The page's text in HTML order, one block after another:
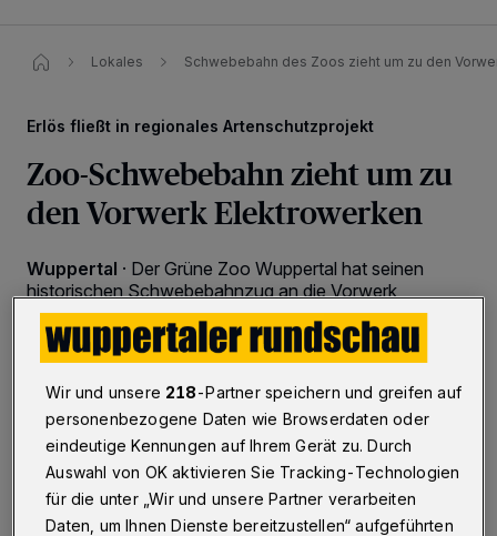
Lokales Schwebebahn des Zoos zieht um zu den
Erlös fließt in regionales Artenschutzprojekt
Zoo-Schwebebahn zieht um zu
den Vorwerk Elektrowerken
Wuppertal · Der Grüne Zoo Wuppertal hat seinen
historischen Schwebebahnzug an die Vorwerk
Elektrowerke verkauft. Das Familienunternehmen hatte
mit 8.000 Euro das höchste Gebot abgegeben. Der
Erlös fließt unter anderem in ein regionales
07.12.2022 , 13:00 Uhr 2 Minuten Lesezeit
Wir und unsere 218-Partner speichern und greifen auf
personenbezogene Daten wie Browserdaten oder
eindeutige Kennungen auf Ihrem Gerät zu. Durch
Auswahl von OK aktivieren Sie Tracking-Technologien
für die unter „Wir und unsere Partner verarbeiten
Daten, um Ihnen Dienste bereitzustellen“ aufgeführten